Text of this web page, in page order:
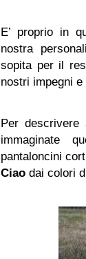
E’ proprio in
nostra
sopita per il
nostri impegni
Per descrivere
immaginate
pantaloncini
Ciao dai colori